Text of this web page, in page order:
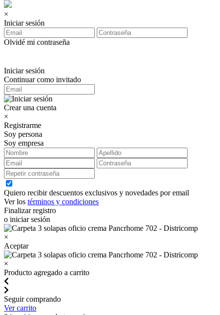
×
Iniciar sesión
Olvidé mi contraseña
Iniciar sesión
Continuar como invitado
Crear una cuenta
×
Registrarme
Soy persona
Soy empresa
Quiero recibir descuentos exclusivos y novedades por email
Ver los términos y condiciones
Finalizar registro
o iniciar sesión
×
Aceptar
×
Producto agregado a carrito
Seguir comprando
Ver carrito